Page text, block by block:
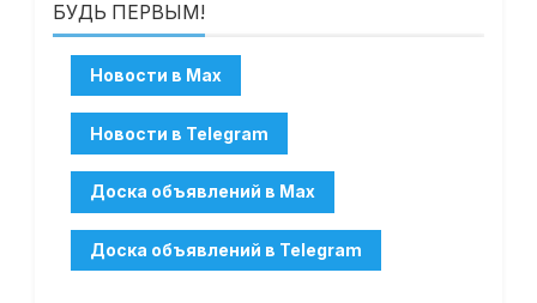
БУДЬ ПЕРВЫМ!